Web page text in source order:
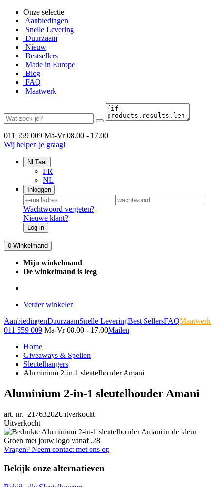
Onze selectie
Aanbiedingen
Snelle Levering
Duurzaam
Nieuw
Bestsellers
Made in Europe
Blog
FAQ
Maatwerk
011 559 009 Ma-Vr 08.00 - 17.00
Wij helpen je graag!
NLTaal
FR
NL
Inloggen
Wachtwoord vergeten?
Nieuwe klant?
Log in
0 Winkelmand
Mijn winkelmand
De winkelmand is leeg
Verder winkelen
AanbiedingenDuurzaamSnelle LeveringBest SellersFAQMaatwerk
011 559 009 Ma-Vr 08.00 - 17.00Mailen
Home
Giveaways & Spellen
Sleutelhangers
Aluminium 2-in-1 sleutelhouder Amani
Aluminium 2-in-1 sleutelhouder Amani
art. nr. 21763202Uitverkocht
Uitverkocht
Vragen? Neem contact met ons op
Bekijk onze alternatieven